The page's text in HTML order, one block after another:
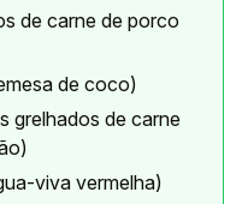
de carne de porco
de coco)
grelhados de carne
viva vermelha)